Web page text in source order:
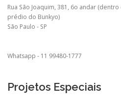
Rua São Joaquim, 381, 6o andar
prédio do Bunkyo)
São Paulo - SP
Whatsapp - 11 99480-1777
Projetos Especiais